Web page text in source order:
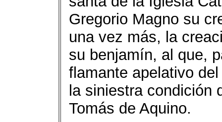
Gregorio Magno su
una vez más, la
su benjamín, al que,
flamante apelativo
la siniestra condición
Tomás de Aquino.